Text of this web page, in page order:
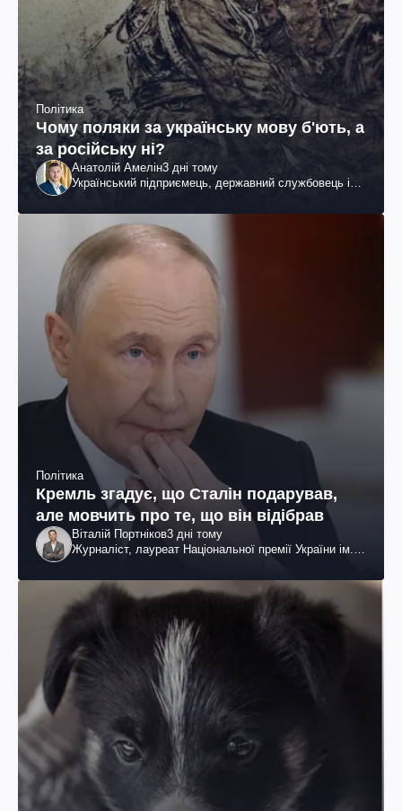
Політика
Чому поляки за українську мову б'ють, а
за російську ні?
Анатолій Амелін3 дні тому
Український підприємець, державний службовець і
Політика
Кремль згадує, що Сталін подарував,
але мовчить про те, що він відібрав
Віталій Портніков3 дні тому
Журналіст, лауреат Національної премії України ім.